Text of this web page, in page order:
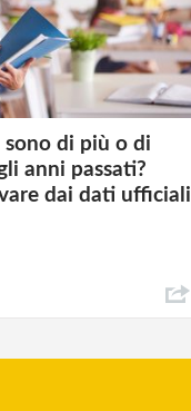
sono di più o di
anni passati?
dai dati ufficiali